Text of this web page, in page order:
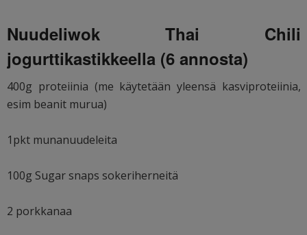
Nuudeliwok Thai Chili
jogurttikastikkeella (6 annosta)
400g proteiinia (me käytetään yleensä kasviproteiinia,
esim beanit murua)
1pkt munanuudeleita
100g Sugar snaps sokeriherneitä
2 porkkanaa